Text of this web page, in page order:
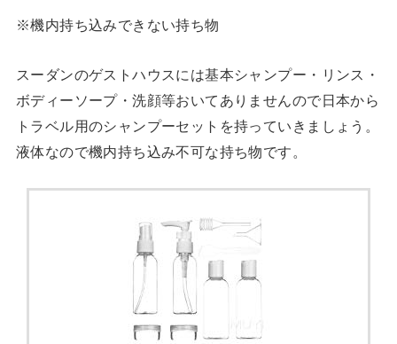
※機内持ち込みできない持ち物
スーダンのゲストハウスには基本シャンプー・リンス・
ボディーソープ・洗顔等おいてありませんので日本から
トラベル用のシャンプーセットを持っていきましょう。
液体なので機内持ち込み不可な持ち物です。